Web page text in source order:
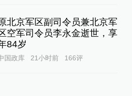
北京军区副司令员兼北京军
区空军司令员李永金逝世，享
84岁
国政库 21小时前 166评